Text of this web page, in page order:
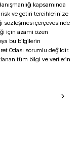
kapsamında
risk ve getiri tercihlerinize
sözleşmesi çerçevesinde
için azami özen
bu bilgilerin
Odası sorumlu değildir.
tüm bilgi ve verilerin